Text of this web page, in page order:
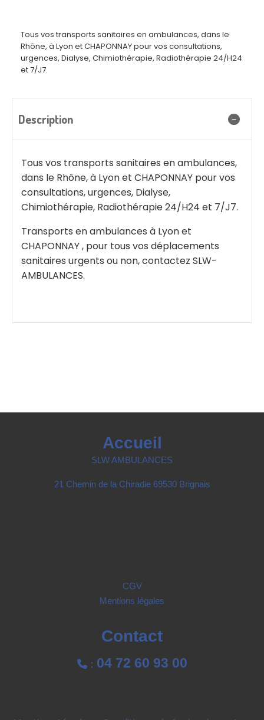
Tous vos transports sanitaires en ambulances, dans le
Rhône, à Lyon et CHAPONNAY pour vos consultations,
urgences, Dialyse, Chimiothérapie, Radiothérapie 24/H24
et 7/J7.
Description
Tous vos transports sanitaires en ambulances,
dans le Rhône, à Lyon et CHAPONNAY pour vos
consultations, urgences, Dialyse,
Chimiothérapie, Radiothérapie 24/H24 et 7/J7.
Transports en ambulances à Lyon et
CHAPONNAY , pour tous vos déplacements
sanitaires urgents ou non, contactez SLW-
AMBULANCES.
Accueil
SLW AMBULANCES
21 Chemin de la Chiradie 69530 Brignais
CGV
Mentions légales
Contact
: 04 72 60 93 00